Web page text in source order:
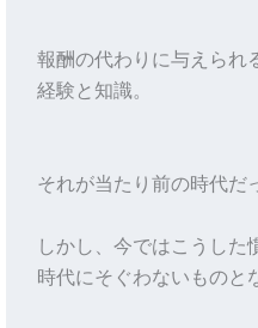
報酬の代わりに与えられ
経験と知識。
それが当たり前の時代だ
しかし、今ではこうした
時代にそぐわないものと